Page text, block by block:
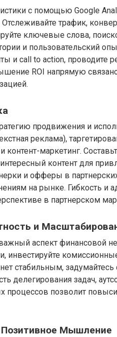
с помощью Google
трафик,
ключевые слова,
и пользовательский
и call to action, проводите
ROI напрямую
продвижения и
реклама),
контент-маркетинг.
контент для
и офферы в
на рынке. Гибкость и
в партнерском
и
аспект финансовой
инвестируйте
стабильным,
делегирования задач,
процессов позволит
Мышление